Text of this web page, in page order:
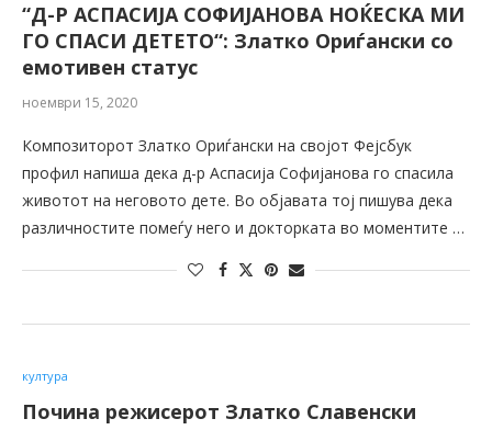
“Д-Р АСПАСИЈА СОФИЈАНОВА НОЌЕСКА МИ
ГО СПАСИ ДЕТЕТО“: Златко Ориѓански со
емотивен статус
ноември 15, 2020
Композиторот Златко Ориѓански на својот Фејсбук
профил напиша дека д-р Аспасија Софијанова го спасила
животот на неговото дете. Во објавата тој пишува дека
различностите помеѓу него и докторката во моментите …
култура
Почина режисерот Златко Славенски